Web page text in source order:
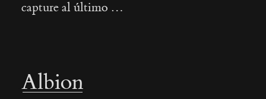
capture al último …
Albion